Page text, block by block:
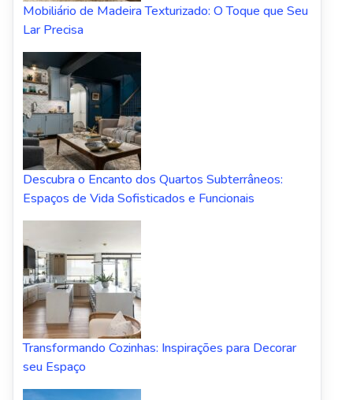
Mobiliário de Madeira Texturizado: O Toque que Seu
Lar Precisa
Descubra o Encanto dos Quartos Subterrâneos:
Espaços de Vida Sofisticados e Funcionais
Transformando Cozinhas: Inspirações para Decorar
seu Espaço